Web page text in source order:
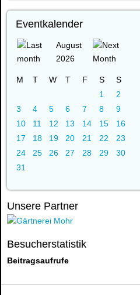
Eventkalender
August
2026
M T W T F S
S
1
2
3
4 5 6 7 8
9
10
11 12 13 14 15
16
17
18 19 20 21 22
23
24
25 26 27 28 29
30
31
Unsere Partner
Besucherstatistik
Beitragsaufrufe